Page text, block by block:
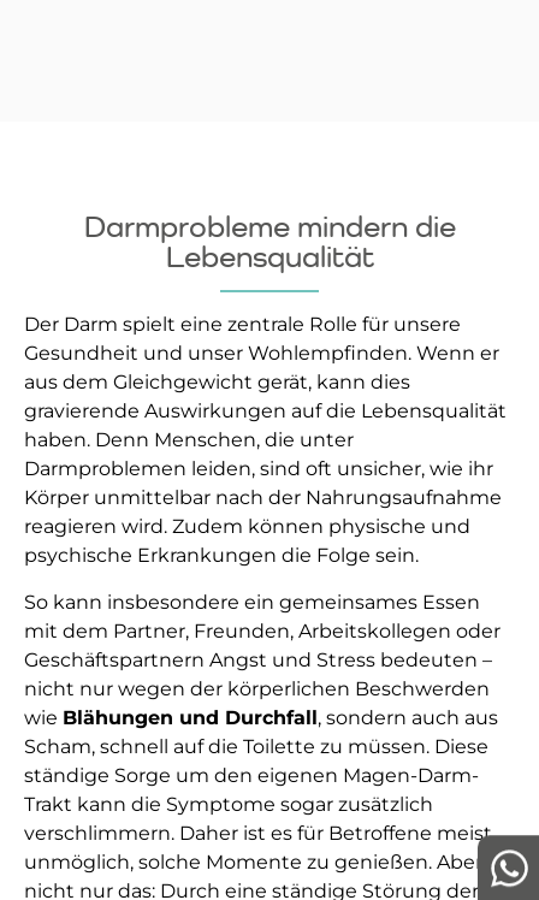
Darmprobleme mindern die
Lebensqualität
Der Darm spielt eine zentrale Rolle für unsere
Gesundheit und unser Wohlempfinden. Wenn er
aus dem Gleichgewicht gerät, kann dies
gravierende Auswirkungen auf die Lebensqualität
haben. Denn Menschen, die unter
Darmproblemen leiden, sind oft unsicher, wie ihr
Körper unmittelbar nach der Nahrungsaufnahme
reagieren wird. Zudem können physische und
psychische Erkrankungen die Folge sein.
So kann insbesondere ein gemeinsames Essen
mit dem Partner, Freunden, Arbeitskollegen oder
Geschäftspartnern Angst und Stress bedeuten –
nicht nur wegen der körperlichen Beschwerden
wie Blähungen und Durchfall, sondern auch aus
Scham, schnell auf die Toilette zu müssen. Diese
ständige Sorge um den eigenen Magen-Darm-
Trakt kann die Symptome sogar zusätzlich
verschlimmern. Daher ist es für Betroffene meist
unmöglich, solche Momente zu genießen. Aber
nicht nur das: Durch eine ständige Störung der